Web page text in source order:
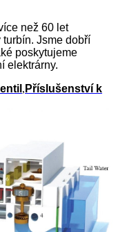
než 60 let
Jsme dobří
poskytujeme
elektrárny.
, Příslušenství k